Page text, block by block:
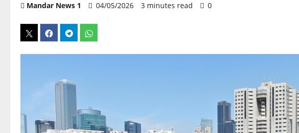
Mandar News 1 04/05/2026 3 minutes read 0